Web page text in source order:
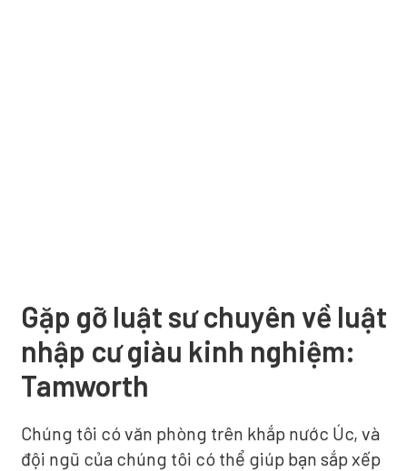
Gặp gỡ luật sư chuyên về luật
nhập cư giàu kinh nghiệm:
Tamworth
Chúng tôi có văn phòng trên khắp nước Úc, và
đội ngũ của chúng tôi có thể giúp bạn sắp xếp